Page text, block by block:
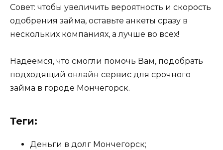
Совет: чтобы увеличить вероятность и скорость
одобрения займа, оставьте анкеты сразу в
нескольких компаниях, а лучше во всех!
Надеемся, что смогли помочь Вам, подобрать
подходящий онлайн сервис для срочного
займа в городе Мончегорск.
Теги:
Деньги в долг Мончегорск;